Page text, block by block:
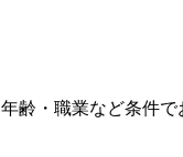
齢・職業など条件